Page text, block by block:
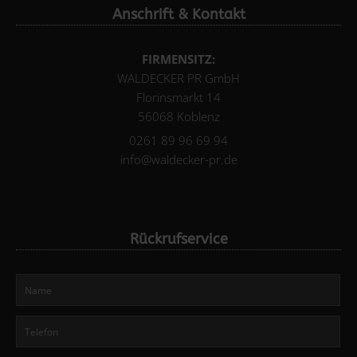
Anschrift & Kontakt
FIRMENSITZ:
WALDECKER PR GmbH
Florinsmarkt 14
56068 Koblenz
0261 89 96 69 94
info@waldecker-pr.de
Rückrufservice